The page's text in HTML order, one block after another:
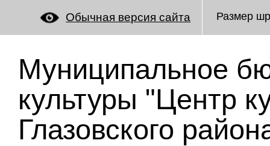
Обычная версия сайта Размер
Муниципальное
культуры "Центр
Глазовского